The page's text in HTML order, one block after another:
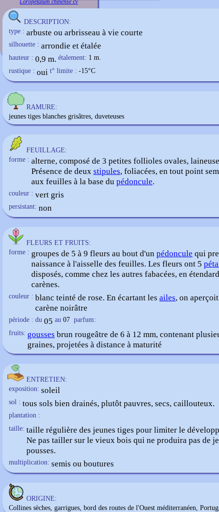
Loropetalum chinense cv
DESCRIPTION:
type : arbuste ou arbrisseau à vie courte
silhouette : arrondie et étalée
hauteur : 0,9 m. étalement: 1 m.
rustique : oui t° limite : -15°C
RAMURE:
jeunes tiges blanches grisâtres, duveteuses
FEUILLAGE:
forme : alterne, composé de 3 petites follioles ovales,
Présence de deux stipules, foliacées, en tout point
aux feuilles à la base du pédoncule.
couleur : vert gris
persistant: non
FLEURS ET FRUITS:
forme : groupes de 5 à 9 fleurs au bout d'un pédoncule qui
naissance à l'aisselle des feuilles. Les fleurs ont 5
disposés, comme chez les autres fabacées, en
carènes.
couleur : blanc teinté de rose. En écartant les ailes, on
carène noirâtre
période : du 05 au 07 parfum:
fruits: gousses brun rougeâtre de 6 à 12 mm, contenant
graines, projetées à distance à maturité
ENTRETIEN:
exposition: soleil
sol : tous sols bien drainés, plutôt pauvres, secs, caillouteux.
plantation :
taille: taille régulière des jeunes tiges pour limiter le
Ne pas tailler sur le vieux bois qui ne produira pas de
pousses.
multiplication: semis ou boutures
ORIGINE:
Collines sèches, garrigues, bord des routes de l'Ouest méditerranéen,